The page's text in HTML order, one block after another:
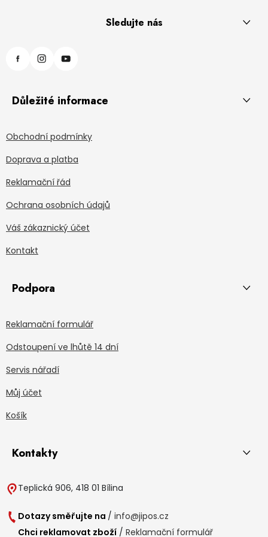
Sledujte nás
Důležité informace
Obchodní podmínky
Doprava a platba
Reklamační řád
Ochrana osobních údajů
Váš zákaznický účet
Kontakt
Podpora
Reklamační formulář
Odstoupení ve lhůtě 14 dní
Servis nářadí
Můj účet
Košík
Kontakty
Teplická 906, 418 01 Bílina
Dotazy směřujte na / info@jipos.cz
Chci reklamovat zboží / Reklamační formulář